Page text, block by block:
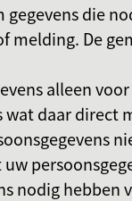
gegevens die
melding. De
alleen
daar direct
nodig hebben